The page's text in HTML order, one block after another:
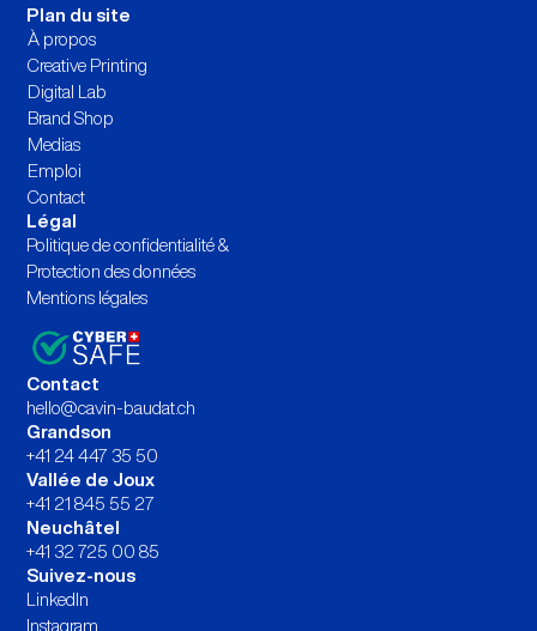
Plan du site
À propos
Creative Printing
Digital Lab
Brand Shop
Medias
Emploi
Contact
Légal
Politique de confidentialité &
Protection des données
Mentions légales
Contact
hello@cavin-baudat.ch
Grandson
+41 24 447 35 50
Vallée de Joux
+41 21 845 55 27
Neuchâtel
+41 32 725 00 85
Suivez-nous
LinkedIn
Instagram